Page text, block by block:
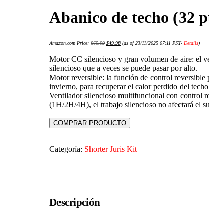
Abanico de techo (32
Amazon.com Price: $65.99 $49.98 (as of 23/11/2025 07:11 PST- Details)
Motor CC silencioso y gran volumen de aire: el
silencioso que a veces se puede pasar por alto.
Motor reversible: la función de control reversible
invierno, para recuperar el calor perdido del
Ventilador silencioso multifuncional con control
(1H/2H/4H), el trabajo silencioso no afectará el
COMPRAR PRODUCTO
Categoría: Shorter Juris Kit
Descripción